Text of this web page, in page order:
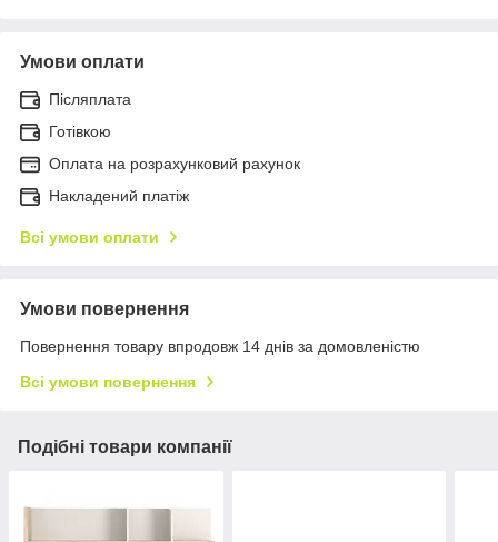
Умови оплати
Післяплата
Готівкою
Оплата на розрахунковий рахунок
Накладений платіж
Всі умови оплати
Умови повернення
Повернення товару впродовж 14 днів за домовленістю
Всі умови повернення
Подібні товари компанії